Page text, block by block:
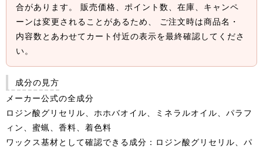
合があります。 販売価格、ポイント数、在庫、キャンペ
ーンは変更されることがあるため、 ご注文時は商品名・
内容数とあわせてカート付近の表示を最終確認してくださ
い。
成分の見方
メーカー公式の全成分
ロジン酸グリセリル、ホホバオイル、ミネラルオイル、パラフ
ィン、蜜蝋、香料、着色料
ワックス基材として確認できる成分：ロジン酸グリセリル、パ